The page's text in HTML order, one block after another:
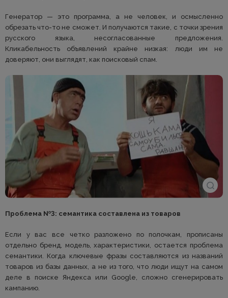
Генератор — это программа, а не человек, и осмысленно
обрезать что-то не сможет. И получаются такие, с точки зрения
русского языка, несогласованные предложения.
Кликабельность объявлений крайне низкая: люди им не
доверяют, они выглядят, как поисковый спам.
Проблема №3: семантика составлена из товаров
Если у вас все четко разложено по полочкам, прописаны
отдельно бренд, модель, характеристики, остается проблема
семантики. Когда ключевые фразы составляются из названий
товаров из базы данных, а не из того, что люди ищут на самом
деле в поиске Яндекса или Google, сложно сгенерировать
кампанию.